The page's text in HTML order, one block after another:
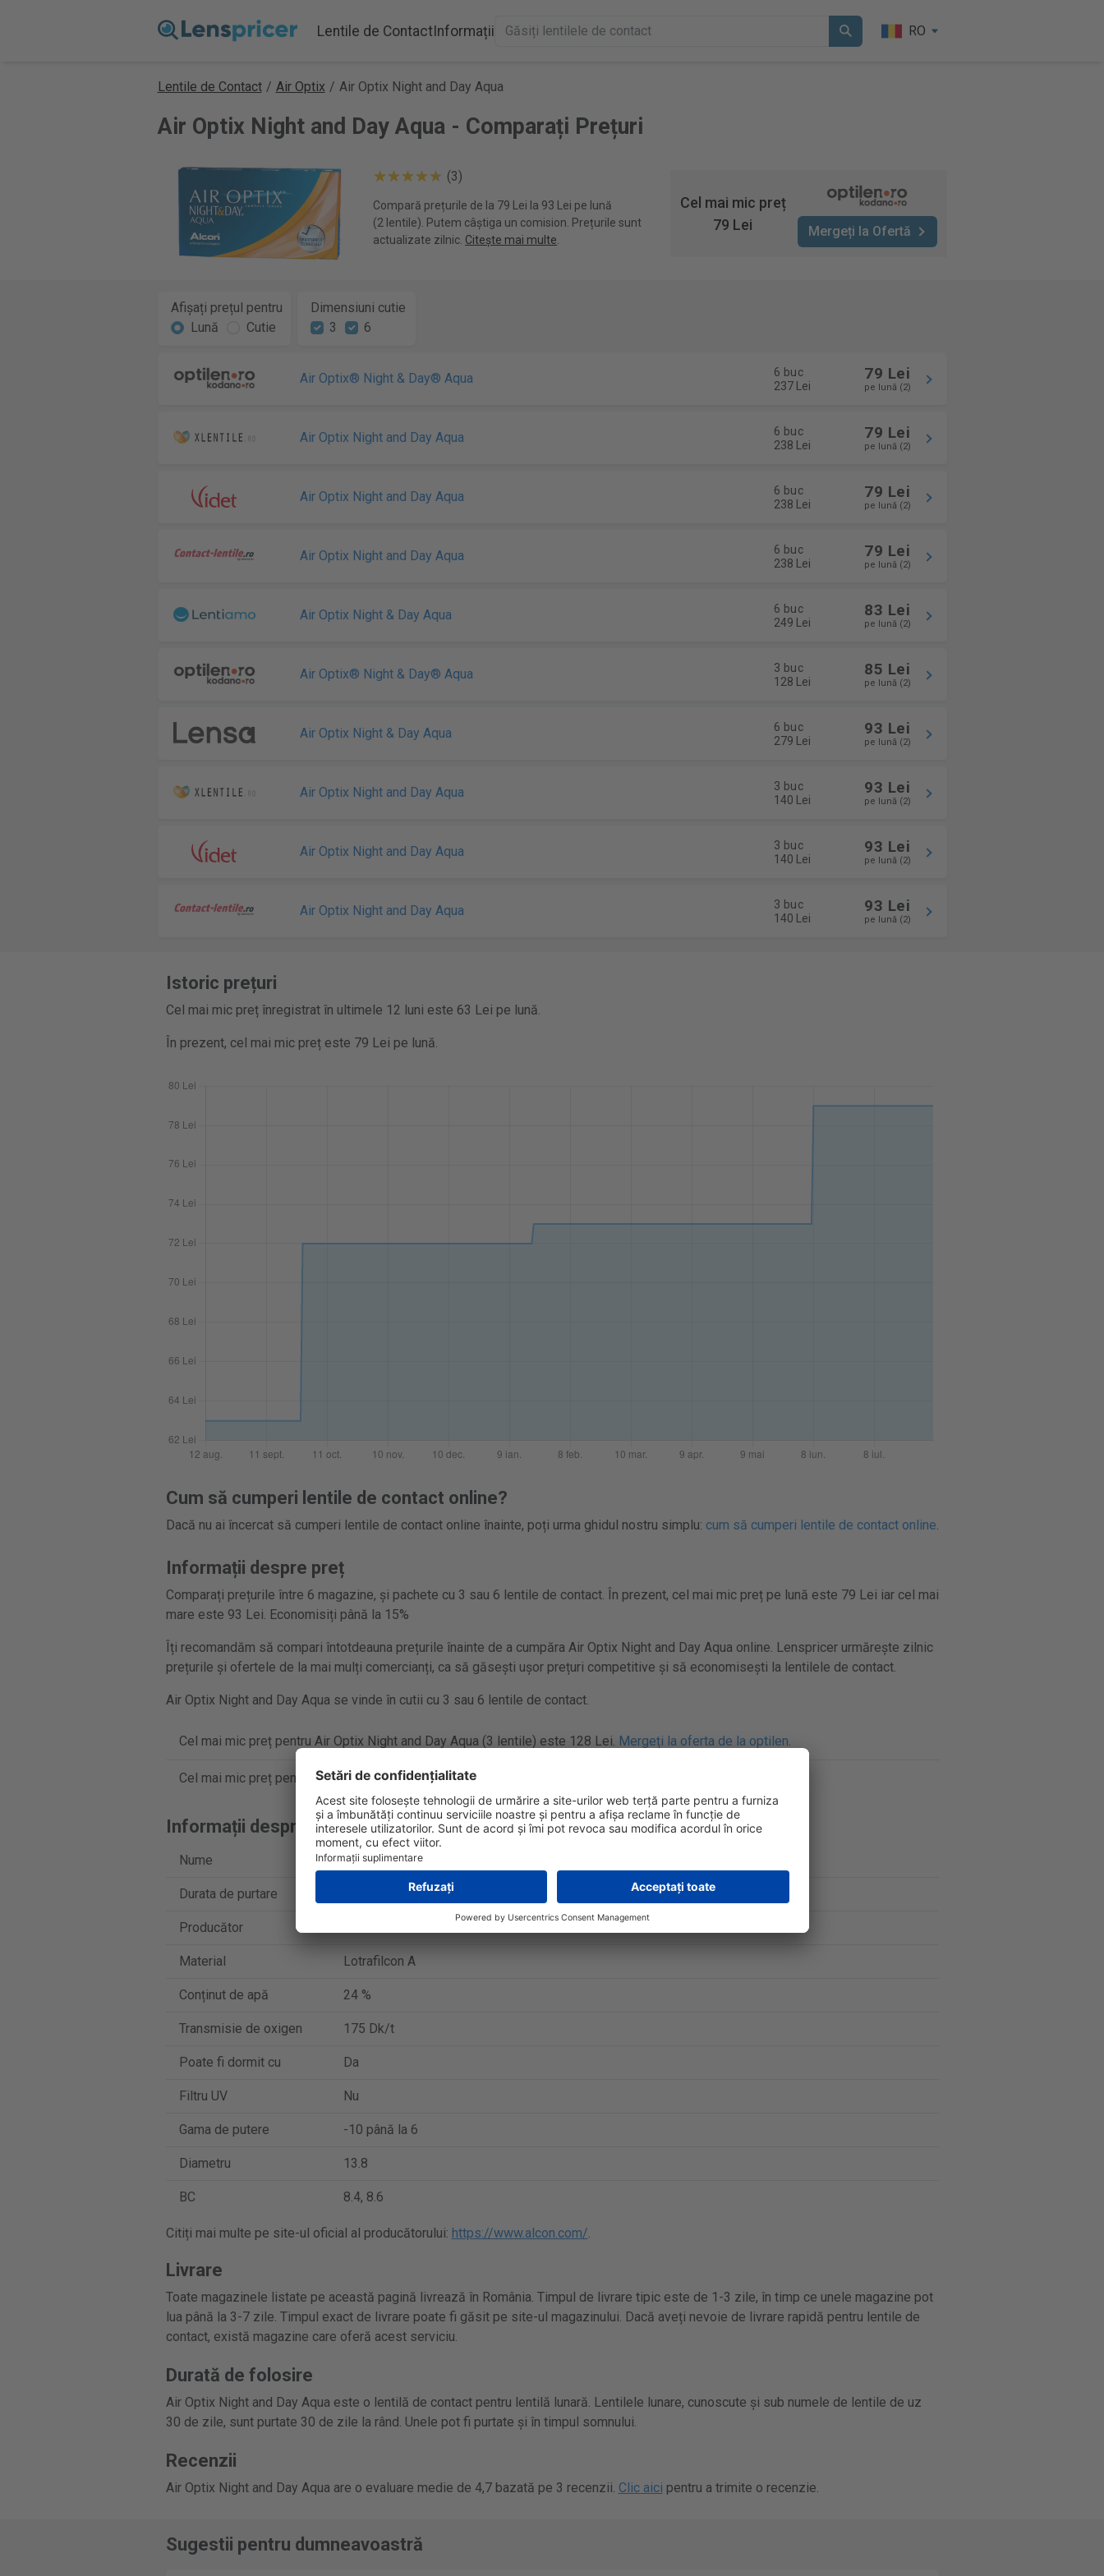
Lentile de ContactInformații RO
Lentile de Contact / Air Optix / Air Optix Night and Day Aqua
Air Optix Night and Day Aqua - Comparați Prețuri
(3)
Compară prețurile de la 79 Lei la 93 Lei pe lună
(2 lentile). Putem câștiga un comision. Prețurile sunt
actualizate zilnic. Citește mai multe
Cel mai mic preț
79 Lei
Mergeți la Ofertă
Afișați prețul pentru
Lună
Cutie
Dimensiuni cutie
3
6
Air Optix® Night & Day® Aqua
6 buc
237 Lei
79 Lei
pe lună (2)
Air Optix Night and Day Aqua
6 buc
238 Lei
79 Lei
pe lună (2)
Air Optix Night and Day Aqua
6 buc
238 Lei
79 Lei
pe lună (2)
Air Optix Night and Day Aqua
6 buc
238 Lei
79 Lei
pe lună (2)
Air Optix Night & Day Aqua
6 buc
249 Lei
83 Lei
pe lună (2)
Air Optix® Night & Day® Aqua
3 buc
128 Lei
85 Lei
pe lună (2)
Air Optix Night & Day Aqua
6 buc
279 Lei
93 Lei
pe lună (2)
Air Optix Night and Day Aqua
3 buc
140 Lei
93 Lei
pe lună (2)
Air Optix Night and Day Aqua
3 buc
140 Lei
93 Lei
pe lună (2)
Air Optix Night and Day Aqua
3 buc
140 Lei
93 Lei
pe lună (2)
Istoric prețuri
Cel mai mic preț înregistrat în ultimele 12 luni este 63 Lei pe lună.
În prezent, cel mai mic preț este 79 Lei pe lună.
Cum să cumperi lentile de contact online?
Dacă nu ai încercat să cumperi lentile de contact online înainte, poți urma ghidul nostru simplu: cum să cumperi lentile de contact online.
Informații despre preț
Comparați prețurile între 6 magazine, și pachete cu 3 sau 6 lentile de contact. În prezent, cel mai mic preț pe lună este 79 Lei iar cel mai
mare este 93 Lei. Economisiți până la 15%
Îți recomandăm să compari întotdeauna prețurile înainte de a cumpăra Air Optix Night and Day Aqua online. Lenspricer urmărește zilnic
prețurile și ofertele de la mai mulți comercianți, ca să găsești ușor prețuri competitive și să economisești la lentilele de contact.
Air Optix Night and Day Aqua se vinde în cutii cu 3 sau 6 lentile de contact.
Cel mai mic preț pentru Air Optix Night and Day Aqua (3 lentile) este 128 Lei. Mergeți la oferta de la optilen.
Cel mai mic preț pentru Air Optix Night and Day Aqua (6 lentile) este 237 Lei.
Informații despre produs
Nume Air Optix Night and Day Aqua
Durata de purtare Lentilă lunară
Producător
Material Lotrafilcon A
Conținut de apă 24 %
Transmisie de oxigen 175 Dk/t
Poate fi dormit cu Da
Filtru UV Nu
Gama de putere -10 până la 6
Diametru 13.8
BC 8.4, 8.6
Citiți mai multe pe site-ul oficial al producătorului: https://www.alcon.com/.
Livrare
Toate magazinele listate pe această pagină livrează în România. Timpul de livrare tipic este de 1-3 zile, în timp ce unele magazine pot
lua până la 3-7 zile. Timpul exact de livrare poate fi găsit pe site-ul magazinului. Dacă aveți nevoie de livrare rapidă pentru lentile de
contact, există magazine care oferă acest serviciu.
Durată de folosire
Air Optix Night and Day Aqua este o lentilă de contact pentru lentilă lunară. Lentilele lunare, cunoscute și sub numele de lentile de uz
30 de zile, sunt purtate 30 de zile la rând. Unele pot fi purtate și în timpul somnului.
Recenzii
Air Optix Night and Day Aqua are o evaluare medie de 4,7 bazată pe 3 recenzii. Clic aici pentru a trimite o recenzie.
Sugestii pentru dumneavoastră